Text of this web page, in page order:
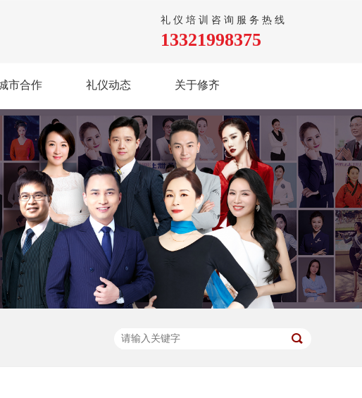
礼仪培训咨询服务热线
13321998375
市合作 礼仪动态 关于修齐